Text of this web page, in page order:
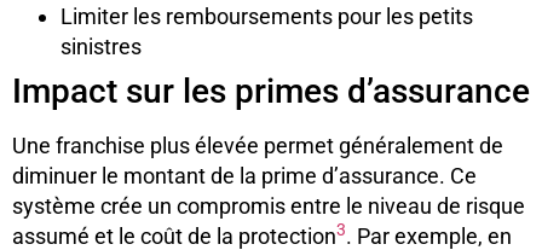
Limiter les remboursements pour les petits
sinistres
Impact sur les primes d’assurance
Une franchise plus élevée permet généralement de
diminuer le montant de la prime d’assurance. Ce
système crée un compromis entre le niveau de risque
assumé et le coût de la protection3. Par exemple, en